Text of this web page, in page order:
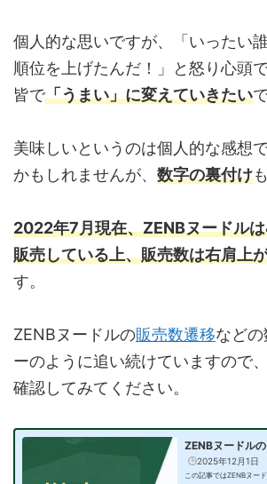
個人的な思いですが、「いったい
順位を上げたんだ！」と怒り心頭で
皆で「うまい」に変えていきたい
美味しいというのは個人的な感想
かもしれませんが、 数字の裏付け
2022年7月現在、ZENBヌードル
販売している上、販売数は右肩上
す。
ZENBヌードルの販売数遷移など
ーのように追い続けていますので
確認してみてください。
ZENBヌードル
2025年12月1日
この記事ではZENBヌー